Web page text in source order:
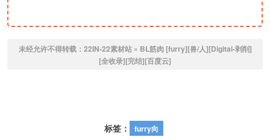
未经允许不得转载： 22IN-22素材站» BL筋肉 [furry][兽/人][Digital-剥削]
[全收录][完结][百度云]
标签： furry向